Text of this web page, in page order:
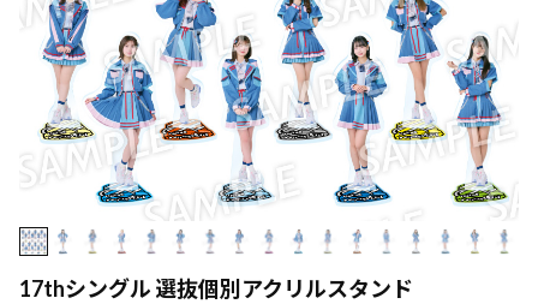
17thシングル 選抜個別アクリルスタンド